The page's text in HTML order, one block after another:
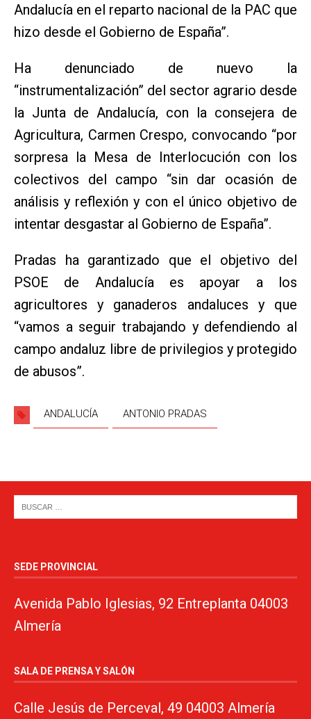
Andalucía en el reparto nacional de la PAC que
hizo desde el Gobierno de España”.
Ha denunciado de nuevo la
“instrumentalización” del sector agrario desde
la Junta de Andalucía, con la consejera de
Agricultura, Carmen Crespo, convocando “por
sorpresa la Mesa de Interlocución con los
colectivos del campo “sin dar ocasión de
análisis y reflexión y con el único objetivo de
intentar desgastar al Gobierno de España”.
Pradas ha garantizado que el objetivo del
PSOE de Andalucía es apoyar a los
agricultores y ganaderos andaluces y que
“vamos a seguir trabajando y defendiendo al
campo andaluz libre de privilegios y protegido
de abusos”.
ANDALUCÍA ANTONIO PRADAS
SEDE PROVINCIAL
Avenida Pablo Iglesias, 92 Entreplanta 04003
Almería
SALA DE PRENSA Y SALÓN
Calle Jesús de Perceval, 49 04003 Almería